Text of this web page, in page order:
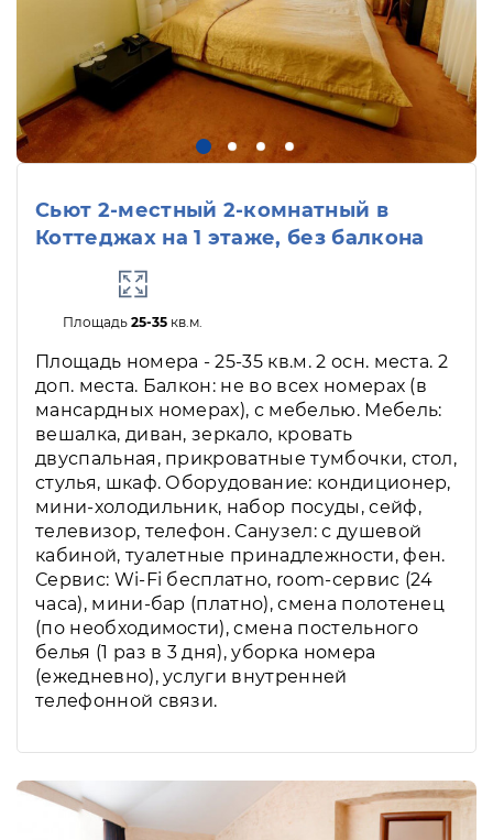
Сьют 2-местный 2-комнатный в
Коттеджах на 1 этаже, без балкона
Площадь25-35 кв.м.
Площадь номера - 25-35 кв.м. 2 осн. места. 2
доп. места. Балкон: не во всех номерах (в
мансардных номерах), с мебелью. Мебель:
вешалка, диван, зеркало, кровать
двуспальная, прикроватные тумбочки, стол,
стулья, шкаф. Оборудование: кондиционер,
мини-холодильник, набор посуды, сейф,
телевизор, телефон. Санузел: с душевой
кабиной, туалетные принадлежности, фен.
Сервис: Wi-Fi бесплатно, room-сервис (24
часа), мини-бар (платно), смена полотенец
(по необходимости), смена постельного
белья (1 раз в 3 дня), уборка номера
(ежедневно), услуги внутренней
телефонной связи.